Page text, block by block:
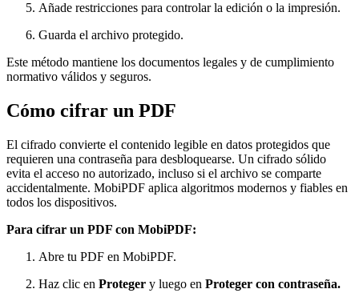
Añade restricciones para controlar la edición o la impresión.
Guarda el archivo protegido.
Este método mantiene los documentos legales y de cumplimiento
normativo válidos y seguros.
Cómo cifrar un PDF
El cifrado convierte el contenido legible en datos protegidos que
requieren una contraseña para desbloquearse. Un cifrado sólido
evita el acceso no autorizado, incluso si el archivo se comparte
accidentalmente. MobiPDF aplica algoritmos modernos y fiables en
todos los dispositivos.
Para cifrar un PDF con MobiPDF:
Abre tu PDF en MobiPDF.
Haz clic en Proteger y luego en Proteger con contraseña.